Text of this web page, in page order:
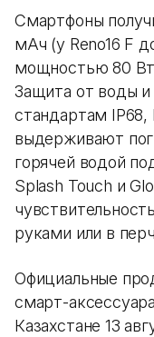
Смартфоны
мАч (у Reno16 F
мощностью 80 Вт
Защита от воды и
стандартам IP68,
выдерживают
горячей водой
Splash Touch и
руками или в
Официальные
смарт-
Казахстане 13